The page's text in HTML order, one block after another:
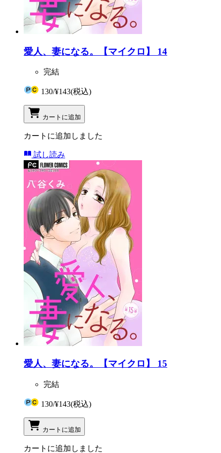
愛人、妻になる。【マイクロ】 14
完結
130/¥143(税込)
カートに追加
カートに追加しました
試し読み
愛人、妻になる。【マイクロ】 15
完結
130/¥143(税込)
カートに追加
カートに追加しました